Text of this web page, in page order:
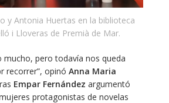
y Antonia Huertas en la biblioteca
i Lloveras de Premià de Mar.
mucho, pero todavía nos queda
recorrer”, opinó Anna Maria
Empar Fernández argumentó
protagonistas de novelas